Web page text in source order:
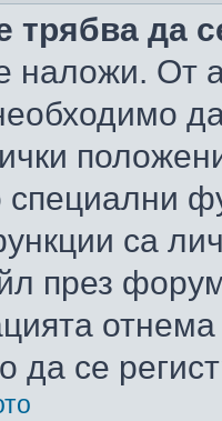
да
наложи. От
са
през
да се